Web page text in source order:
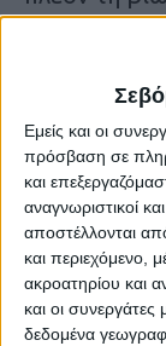
Εμείς και οι
πρόσβαση σε
και
αναγνωριστικοί
αποστέλλονται
και περιεχόμενο,
ακροατηρίου και
και οι
δεδομένα
να έχει
αγροτικό
πρόγραμμα
Κ.Π.
Τελευταίες